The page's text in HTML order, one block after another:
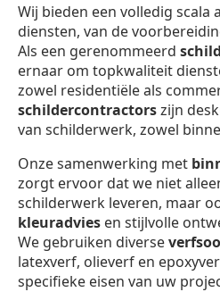
Wij bieden een volledig scala
diensten, van de
Als een gerenommeerd
ernaar om topkwaliteit
zowel residentiële als
schildercontractorszijn
van schilderwerk, zowel
Onze samenwerking met
zorgt ervoor dat we niet
schilderwerk leveren, maar
kleuradvies en stijlvolle
We gebruiken diverse
latexverf, olieverf en
specifieke eisen van uw